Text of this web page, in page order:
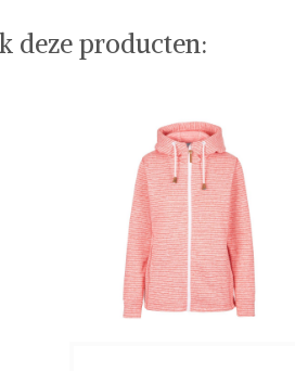
deze producten: